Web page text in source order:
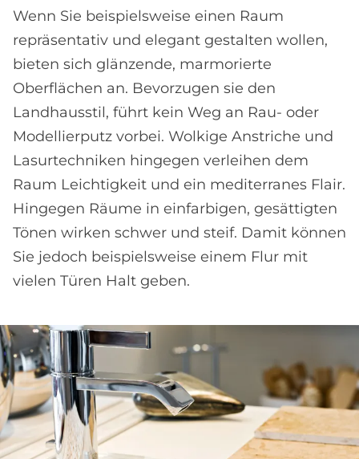
Wenn Sie beispielsweise einen Raum
repräsentativ und elegant gestalten wollen,
bieten sich glänzende, marmorierte
Oberflächen an. Bevorzugen sie den
Landhausstil, führt kein Weg an Rau- oder
Modellierputz vorbei. Wolkige Anstriche und
Lasurtechniken hingegen verleihen dem
Raum Leichtigkeit und ein mediterranes Flair.
Hingegen Räume in einfarbigen, gesättigten
Tönen wirken schwer und steif. Damit können
Sie jedoch beispielsweise einem Flur mit
vielen Türen Halt geben.